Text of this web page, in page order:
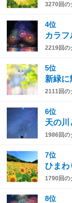
3270回の
4位
カラフ
2219回の
5位
新緑に
2111回の
6位
天の川
1986回の
7位
ひまわ
1790回の
8位